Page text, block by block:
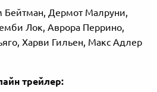
Бейтман, Дермот Малруни,
Лок, Аврора Перрино,
Харви Гильен, Макс Адлер
трейлер: